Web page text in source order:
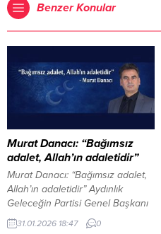
Benzer Konular
Murat Danacı: “Bağımsız
adalet, Allah’ın adaletidir”
Murat Danacı: “Bağımsız adalet,
Allah’ın adaletidir” Aydınlık
Geleceğin Partisi Genel Başkanı
Murat Danacı, bugün yaptığı
açıklamada bağımsız adalet
31.01.2026 18:47 0